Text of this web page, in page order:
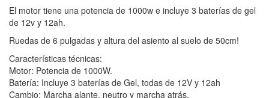
El motor tiene una potencia de 1000w e incluye 3 baterías de gel
de 12v y 12ah.
Ruedas de 6 pulgadas y altura del asiento al suelo de 50cm!
Características técnicas:
Motor: Potencia de 1000W.
Batería: Incluye 3 baterías de Gel, todas de 12V y 12ah
Cambio: Marcha alante, neutro y marcha atrás.